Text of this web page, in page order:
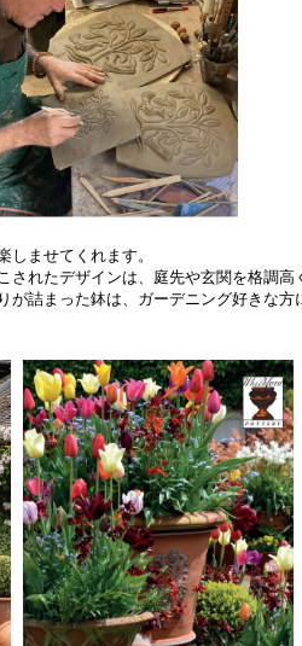
ませてくれます。
れたデザインは、庭先や玄関を格調高
詰まった鉢は、ガーデニング好きな方